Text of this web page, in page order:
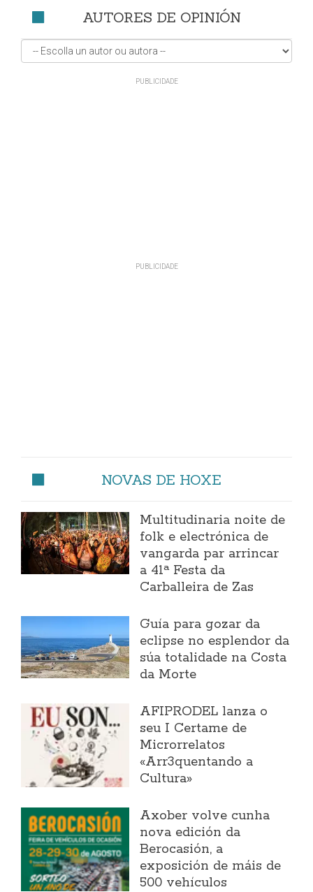
AUTORES DE OPINIÓN
NOVAS DE HOXE
Multitudinaria noite de
folk e electrónica de
vangarda par arrincar
a 41ª Festa da
Carballeira de Zas
Guía para gozar da
eclipse no esplendor da
súa totalidade na Costa
da Morte
AFIPRODEL lanza o
seu I Certame de
Microrrelatos
«Arr3quentando a
Cultura»
Axober volve cunha
nova edición da
Berocasión, a
exposición de máis de
500 vehículos